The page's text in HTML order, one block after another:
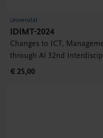
Universität
IDIMT-2024
Changes to ICT,
through Al 32nd
Talks, Schriftenreihe
€ 25,00